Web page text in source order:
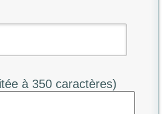
à 350 caractères)